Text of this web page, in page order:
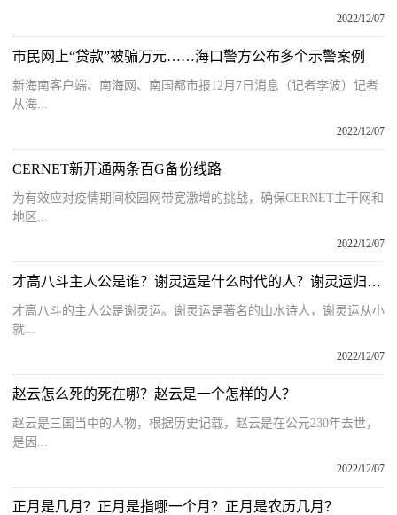
2022/12/07
市民网上“贷款”被骗万元……海口警方公布多个示警案例
新海南客户端、南海网、南国都市报12月7日消息（记者李波）记者
从海...
2022/12/07
CERNET新开通两条百G备份线路
为有效应对疫情期间校园网带宽激增的挑战，确保CERNET主干网和
地区...
2022/12/07
才高八斗主人公是谁？谢灵运是什么时代的人？谢灵运归隐的原因
才高八斗的主人公是谢灵运。谢灵运是著名的山水诗人，谢灵运从小
就...
2022/12/07
赵云怎么死的死在哪？赵云是一个怎样的人？
赵云是三国当中的人物，根据历史记载，赵云是在公元230年去世，
是因...
2022/12/07
正月是几月？正月是指哪一个月？正月是农历几月？